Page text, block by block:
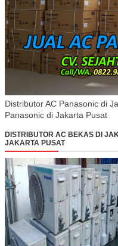
Distributor AC Panasonic di
Panasonic di Jakarta Pusat
DISTRIBUTOR AC BEKAS DI
JAKARTA PUSAT